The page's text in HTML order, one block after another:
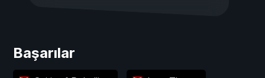
Başarılar